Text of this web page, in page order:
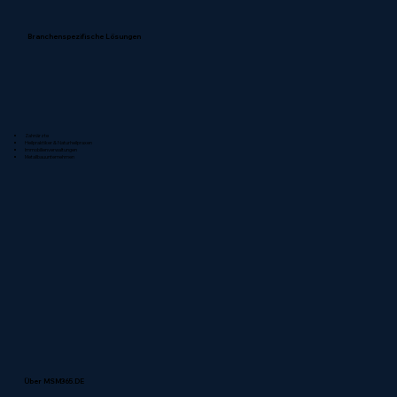
Branchenspezifische Lösungen
Über MSM365.DE
Zahnärzte
Heilpraktiker & Naturheilpraxen
Immobilienverwaltungen
Metallbauunternehmen